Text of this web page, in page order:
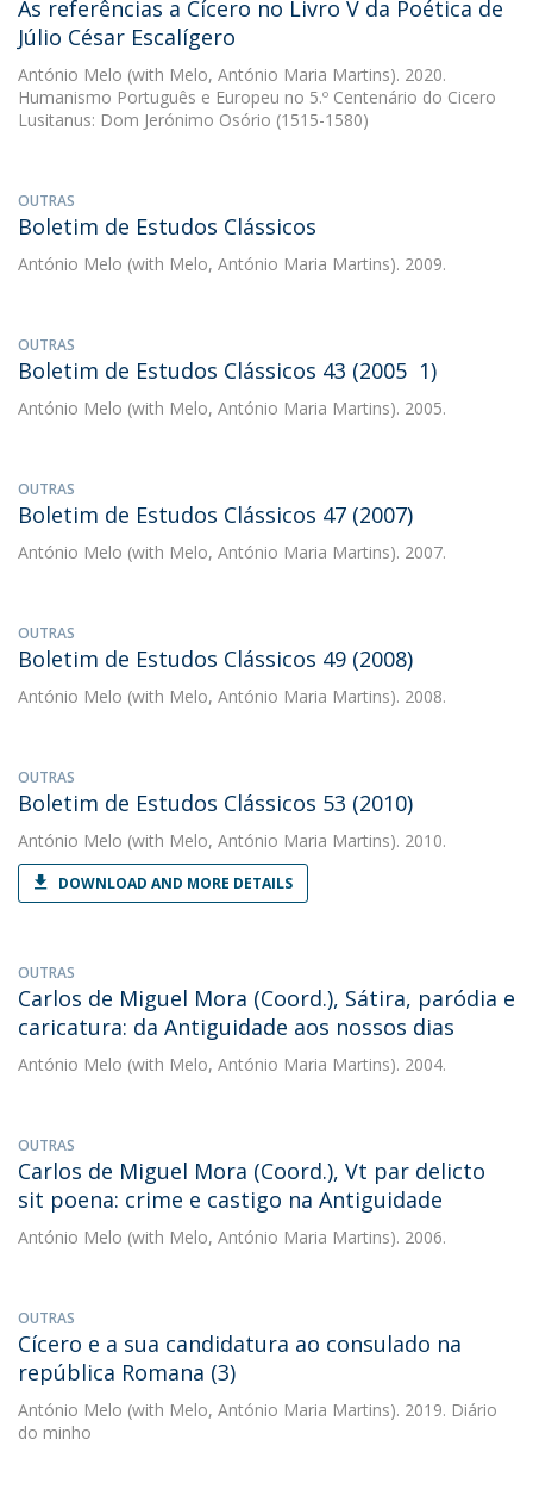
As referências a Cícero no Livro V da Poética de
Júlio César Escalígero
António Melo (with Melo, António Maria Martins). 2020.
Humanismo Português e Europeu no 5.º Centenário do Cicero
Lusitanus: Dom Jerónimo Osório (1515-1580)
OUTRAS
Boletim de Estudos Clássicos
António Melo (with Melo, António Maria Martins). 2009.
OUTRAS
Boletim de Estudos Clássicos 43 (2005  1)
António Melo (with Melo, António Maria Martins). 2005.
OUTRAS
Boletim de Estudos Clássicos 47 (2007)
António Melo (with Melo, António Maria Martins). 2007.
OUTRAS
Boletim de Estudos Clássicos 49 (2008)
António Melo (with Melo, António Maria Martins). 2008.
OUTRAS
Boletim de Estudos Clássicos 53 (2010)
António Melo (with Melo, António Maria Martins). 2010.
DOWNLOAD AND MORE DETAILS
OUTRAS
Carlos de Miguel Mora (Coord.), Sátira, paródia e
caricatura: da Antiguidade aos nossos dias
António Melo (with Melo, António Maria Martins). 2004.
OUTRAS
Carlos de Miguel Mora (Coord.), Vt par delicto
sit poena: crime e castigo na Antiguidade
António Melo (with Melo, António Maria Martins). 2006.
OUTRAS
Cícero e a sua candidatura ao consulado na
república Romana (3)
António Melo (with Melo, António Maria Martins). 2019. Diário
do minho